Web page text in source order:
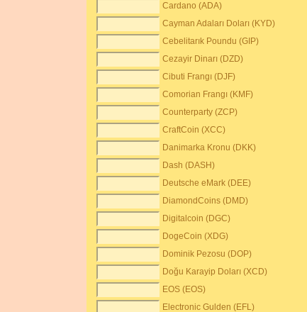
Cardano (ADA)
Cayman Adaları Doları (KYD)
Cebelitarık Poundu (GIP)
Cezayir Dinarı (DZD)
Cibuti Frangı (DJF)
Comorian Frangı (KMF)
Counterparty (ZCP)
CraftCoin (XCC)
Danimarka Kronu (DKK)
Dash (DASH)
Deutsche eMark (DEE)
DiamondCoins (DMD)
Digitalcoin (DGC)
DogeCoin (XDG)
Dominik Pezosu (DOP)
Doğu Karayip Doları (XCD)
EOS (EOS)
Electronic Gulden (EFL)